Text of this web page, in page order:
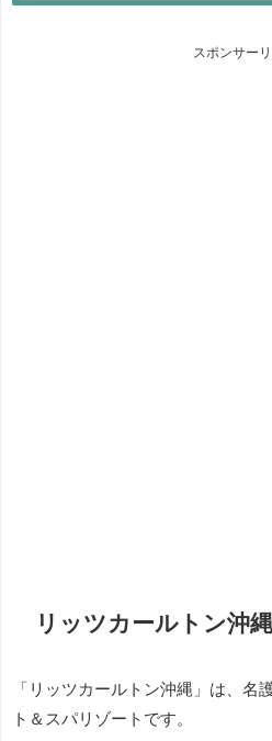
スポンサー
リッツカールトン沖
「リッツカールトン沖縄」は、名
ト＆スパリゾートです。